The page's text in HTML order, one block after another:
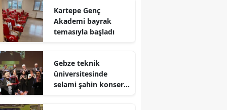
Kocaeli
Konya
Kütahya
Malatya
Kartepe Genç
Akademi bayrak
temasıyla başladı
Gebze teknik
üniversitesinde
selami şahin konseri